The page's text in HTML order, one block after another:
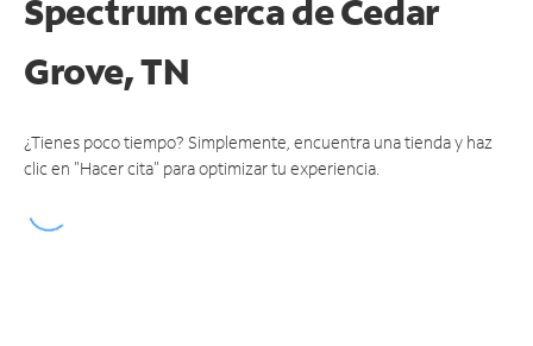
Spectrum cerca deCedar
Grove, TN
¿Tienes poco tiempo? Simplemente, encuentra una tienda y haz
clic en "Hacer cita" para optimizar tu experiencia.